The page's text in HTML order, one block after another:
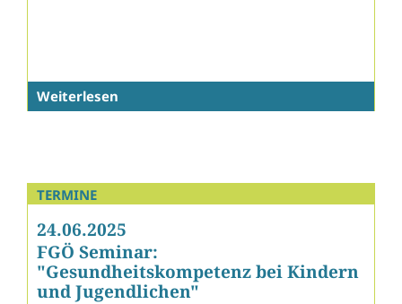
Weiterlesen
TERMINE
24.06.2025
FGÖ Seminar:
"Gesundheitskompetenz bei Kindern
und Jugendlichen"